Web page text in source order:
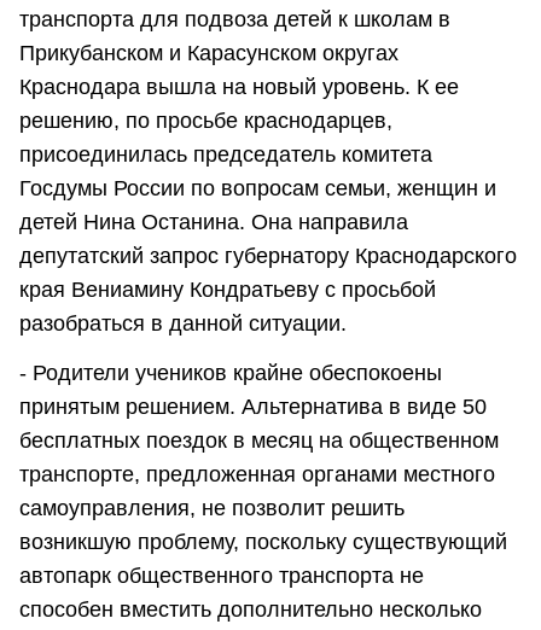
транспорта для подвоза детей к школам в
Прикубанском и Карасунском округах
Краснодара вышла на новый уровень. К ее
решению, по просьбе краснодарцев,
присоединилась председатель комитета
Госдумы России по вопросам семьи, женщин и
детей Нина Останина. Она направила
депутатский запрос губернатору Краснодарского
края Вениамину Кондратьеву с просьбой
разобраться в данной ситуации.
- Родители учеников крайне обеспокоены
принятым решением. Альтернатива в виде 50
бесплатных поездок в месяц на общественном
транспорте, предложенная органами местного
самоуправления, не позволит решить
возникшую проблему, поскольку существующий
автопарк общественного транспорта не
способен вместить дополнительно несколько